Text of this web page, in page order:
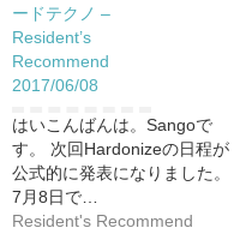
ードテクノ –
Resident’s
Recommend
2017/06/08
はいこんばんは。Sangoで
す。 次回Hardonizeの日程が
公式的に発表になりました。
7月8日で…
Resident's Recommend